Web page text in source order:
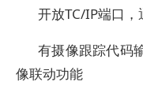
开放TC/IP端口
有摄像跟踪代码
像联动功能